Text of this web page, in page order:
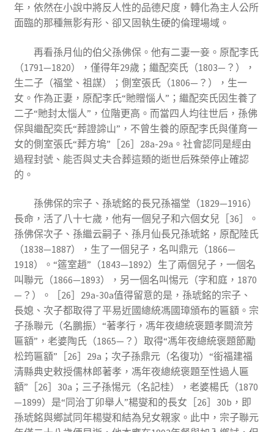
年，依然在小說中將反人性的品德尺度，轉化為主人公所
面臨的那種無影有形、卻又固執生硬的倫理場域。
再看孫月仙的伯父孫佛保。他有二妻一妾。原配李氏
（1791—1820），僅得年29歲；繼配奕氏（1803—？），
生二子（福堂、祖謀）；側室張氏（1806—？），生一
女。作為正妻，原配李氏“貤贈惱人”；繼配奕氏因生養了
二子“貤封太惱人”，位階更高。而當四人均往世后，孫佛
保與繼配奕氏“葬證諦山”，不曾生養的原配李氏與僅育一
女的側室張氏“葬方塢”［26］28a-29a。社會認同是經由
過程封號、能否與丈夫合葬這類的逝世后殊榮停止確認
的。
孫佛保的宗子、孫琥銘的長兄孫福堂（1829—1916）
長命，活了八十七歲，他有一個兒子和六個女兒［36］。
孫佛保次子、孫繼云嗣子、孫月仙長兄孫琥銘，原配陸氏
（1838—1887），生了一個兒子，名叫鼎元（1866—
1918）。“簉室趙”（1843—1892）生了兩個兒子，一個名
叫聯元（1866—1893），另一個名叫惕元（字和庭，1870
—？）。［26］29a-30a值得留意的是，孫琥銘的宗子、
長媳、次子都取得了平易近國總統馮國璋頒布的匾額。宗
子孫聯元（名鵬振）“著孝行，馮年夜總統褒題孝闕流芳
匾額”，老婆陶氏（1865—？）取得“馮年夜總統褒題節勵
松筠匾額”［26］29a；次子孫鼎元（名復功）“銜福建福
清縣典史敕授儒林郎著孝，馮年夜總統褒題至性過人匾
額”［26］30a；三子孫惕元（名記桂），老婆楊氏（1870
—1899）是“同治丁卯舉人”楊燮和的長女［26］30b，即
孫琥銘與鄉試同年楊燮和結為兒女親家。此中，宗子聯元